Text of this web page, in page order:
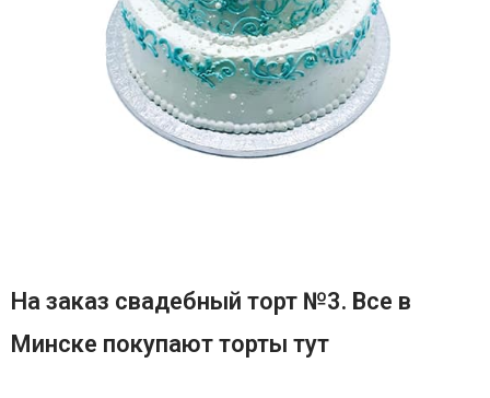
На заказ свадебный торт №3. Все в
Минске покупают торты тут